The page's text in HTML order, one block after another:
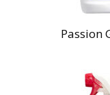
Passion